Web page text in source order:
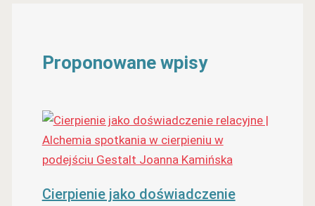
Proponowane wpisy
Cierpienie jako doświadczenie